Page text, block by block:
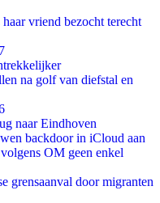
vriend bezocht terecht
na golf van diefstal en
naar Eindhoven
backdoor in iCloud aan
OM geen enkel
grensaanval door migranten